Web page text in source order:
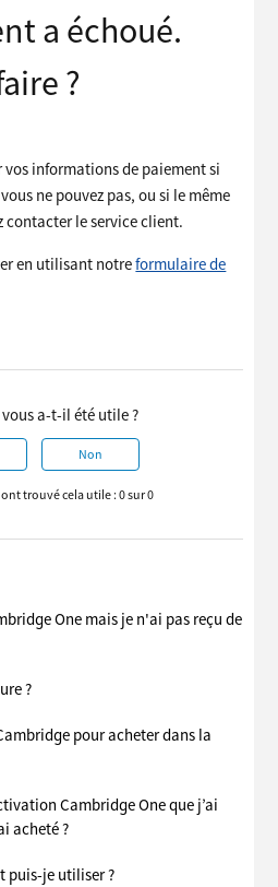
a échoué.
?
vos informations de paiement si
ne pouvez pas, ou si le même
contacter le service client.
en utilisant notreformulaire de
a-t-il été utile ?
Non
trouvé cela utile : 0 sur 0
One mais je n'ai pas reçu de
?
pour acheter dans la
Cambridge One que j’ai
acheté ?
puis-je utiliser ?